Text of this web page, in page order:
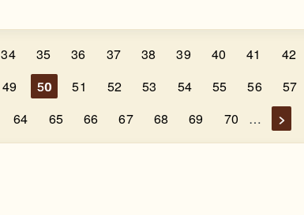
34 35 36 37 38 39 40 41
42
49 50 51 52 53 54 55 56
57
64 65 66 67 68 69 70 … >